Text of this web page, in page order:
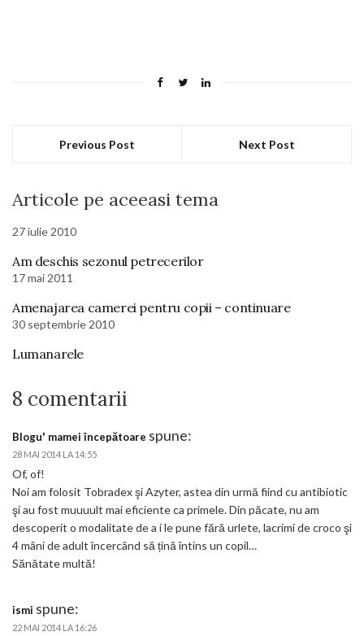
Previous Post Next Post
Articole pe aceeasi tema
27 iulie 2010
Am deschis sezonul petrecerilor
17 mai 2011
Amenajarea camerei pentru copii – continuare
30 septembrie 2010
Lumanarele
8 comentarii
Blogu' mamei începătoare spune:
28 MAI 2014 LA 14:55
Of, of!
Noi am folosit Tobradex şi Azyter, astea din urmă fiind cu antibiotic
şi au fost muuuult mai eficiente ca primele. Din păcate, nu am
descoperit o modalitate de a i le pune fără urlete, lacrimi de croco şi
4 mâni de adult încercând să țină întins un copil…
Sănătate multă!
ismi spune:
22 MAI 2014 LA 16:26